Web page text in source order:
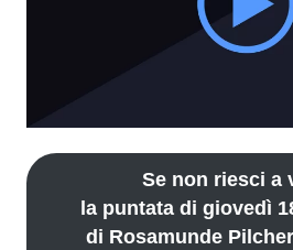
Se non riesci a
la puntata di giovedì
di Rosamunde